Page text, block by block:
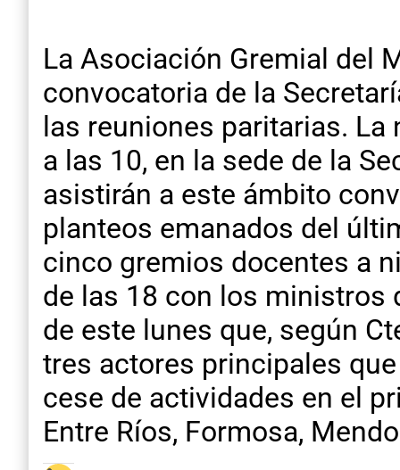
La Asociación Gremial del
convocatoria de la
las reuniones paritarias. La
a las 10, en la sede de la
asistirán a este ámbito
planteos emanados del
cinco gremios docentes a
de las 18 con los ministros
de este lunes que, según
tres actores principales
cese de actividades en el
Entre Ríos, Formosa,